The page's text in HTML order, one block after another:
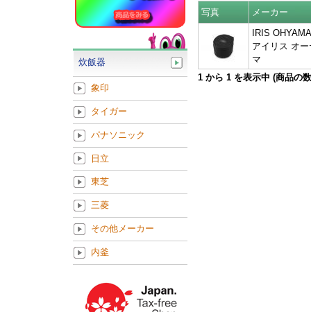
写真
メーカー
IRIS
アイリス オー
マ
1 から 1 を表示中 (商品の
炊飯器
象印
タイガー
パナソニック
日立
東芝
三菱
その他メーカー
内釜